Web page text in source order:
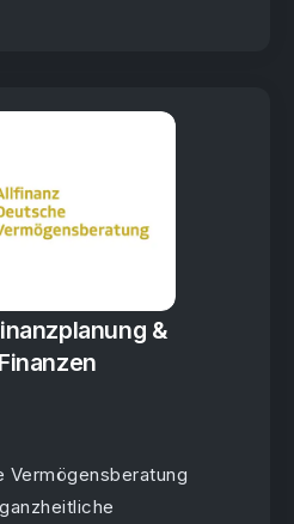
&
Vermögensberatung